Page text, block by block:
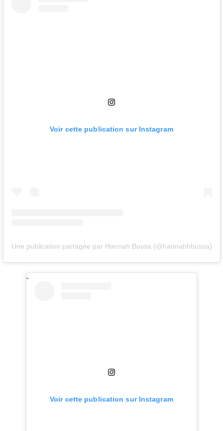
Voir cette publication sur Instagram
Une publication partagée par Hannah Bussa (@hannahhbussa)
Voir cette publication sur Instagram